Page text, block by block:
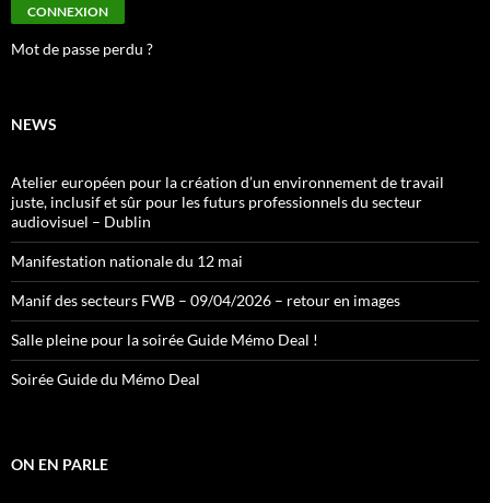
Mot de passe perdu ?
NEWS
Atelier européen pour la création d’un environnement de travail
juste, inclusif et sûr pour les futurs professionnels du secteur
audiovisuel – Dublin
Manifestation nationale du 12 mai
Manif des secteurs FWB – 09/04/2026 – retour en images
Salle pleine pour la soirée Guide Mémo Deal !
Soirée Guide du Mémo Deal
ON EN PARLE